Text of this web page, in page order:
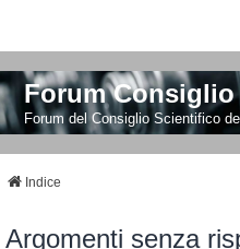
Forum
Forum del Consiglio Scientifico
Indice
Argomenti senza